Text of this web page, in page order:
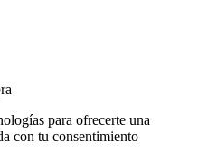
para ofrecerte una
con tu consentimiento